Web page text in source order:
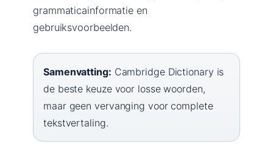
grammaticainformatie en
gebruiksvoorbeelden.
Samenvatting: Cambridge Dictionary is
de beste keuze voor losse woorden,
maar geen vervanging voor complete
tekstvertaling.